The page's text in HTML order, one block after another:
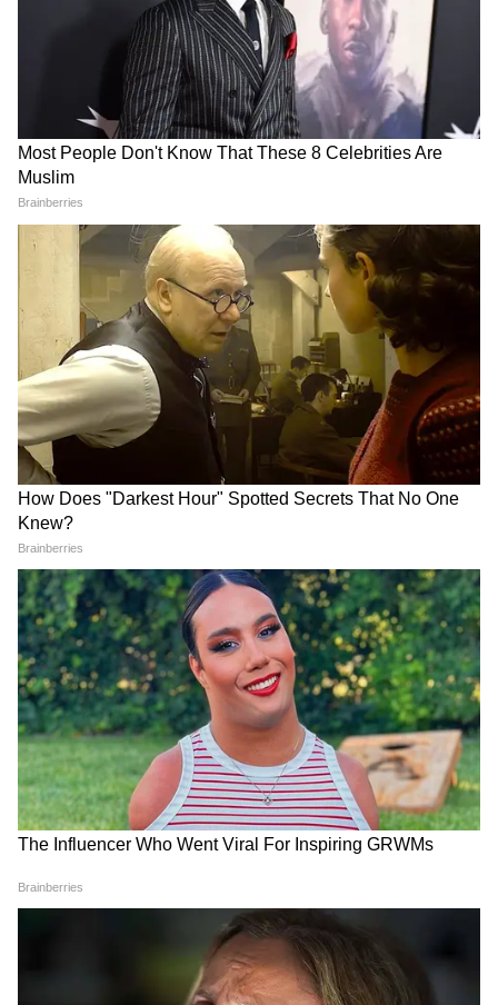
LATEST VIDEOS
Annapurna Bhandar Payment |
প্রতিমাসে কত তারিখে ঢুকবে অন্নপূর্ণার ৩
হাজার টাকা?
কীভাবে অন্নপূর্ণা ভাণ্ডার নিয়ে কারা ছড়াচ্ছে
বিভ্রান্তি? | Suvendu Adhikari on
Annapurna Yojana